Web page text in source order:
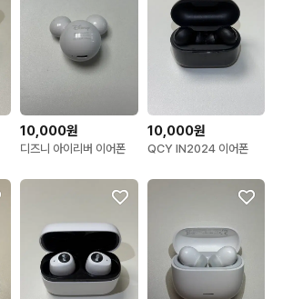
10,000원
디즈니 아이리버 이어폰
10,000원
QCY IN2024 이어폰